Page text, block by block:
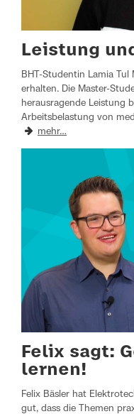
Leistung
BHT-Studentin Lamia Tul
erhalten. Die Master-
herausragende Leistung
Arbeitsbelastung von
mehr…
Felix sagt:
lernen!
Felix Bäsler hat
gut, dass die Themen